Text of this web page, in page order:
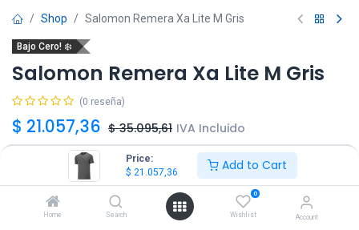
Price:
$ 21.057,36 Add to Cart
Home Search
0
Wishlist Account
Shop Salomon Remera Xa Lite M Gris
Bajo Cero! ❄️
Salomon Remera Xa Lite M Gris
(0 reseña)
$ 21.057,36 $35.095,61 IVA Incluido
XXL